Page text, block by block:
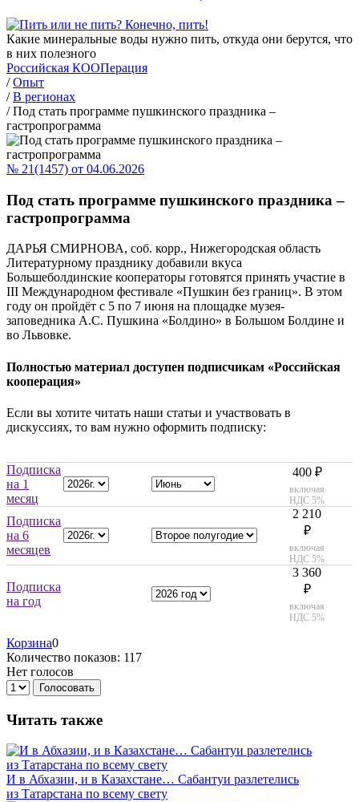
Какие минеральные воды нужно пить, откуда они берутся, что
в них полезного
Российская КООПерация
/ Опыт
/ В регионах
/ Под стать программе пушкинского праздника –
гастропрограмма
№ 21(1457) от 04.06.2026
Под стать программе пушкинского праздника –
гастропрограмма
ДАРЬЯ СМИРНОВА, соб. корр., Нижегородская область
Литературному празднику добавили вкуса
Большеболдинские кооператоры готовятся принять участие в
III Международном фестивале «Пушкин без границ». В этом
году он пройдёт с 5 по 7 июня на площадке музея-
заповедника А.С. Пушкина «Болдино» в Большом Болдине и
во Львовке.
Полностью материал доступен подписчикам «Российская
кооперация»
Если вы хотите читать наши статьи и участвовать в
дискуссиях, то вам нужно оформить подписку:
Подписка
на 1
месяц
400 ₽
включая
НДС 5%
Подписка
на 6
месяцев
2 210
₽
включая
НДС 5%
Подписка
на год
3 360
₽
включая
НДС 5%
Корзина0
Количество показов: 117
Нет голосов
Голосовать
Читать также
И в Абхазии, и в Казахстане… Сабантуи разлетелись
из Татарстана по всему свету